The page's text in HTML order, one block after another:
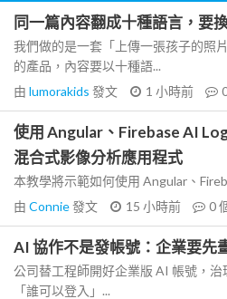
同一篇內容翻成十種語言，要
我們做的是一套「上傳一張孩子的照
的產品，內容要以十種語...
由 lumorakids 發文 1 小時前
使用 Angular、Firebase AI
混合式影像分析應用程式
本教學將示範如何使用 Angular、
由 Connie發文 15 小時前 0
AI 協作不是發帳號：企業要先
公司替工程師開好企業版 AI 帳號，
「誰可以登入」...